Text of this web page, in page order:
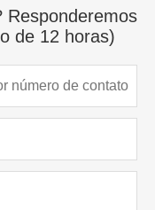
Responderemos
de 12 horas)